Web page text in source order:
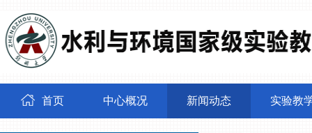
首页 中心概况 新闻动态 实验教